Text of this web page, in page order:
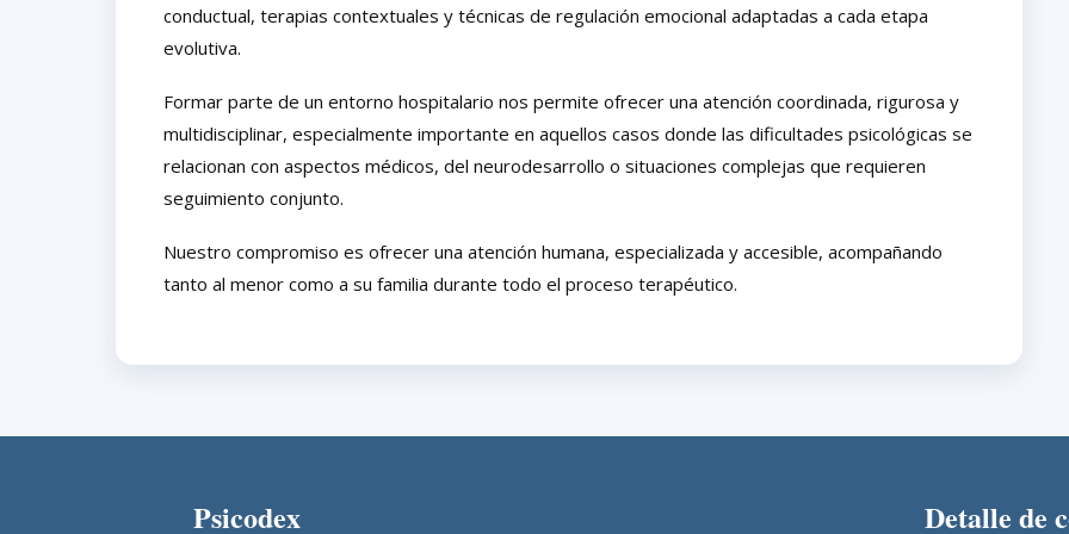
conductual, terapias contextuales y técnicas de regulación emocional adaptadas a cada etapa
evolutiva.
Formar parte de un entorno hospitalario nos permite ofrecer una atención coordinada, rigurosa y
multidisciplinar, especialmente importante en aquellos casos donde las dificultades psicológicas se
relacionan con aspectos médicos, del neurodesarrollo o situaciones complejas que requieren
seguimiento conjunto.
Nuestro compromiso es ofrecer una atención humana, especializada y accesible, acompañando
tanto al menor como a su familia durante todo el proceso terapéutico.
Psicodex Detalle de